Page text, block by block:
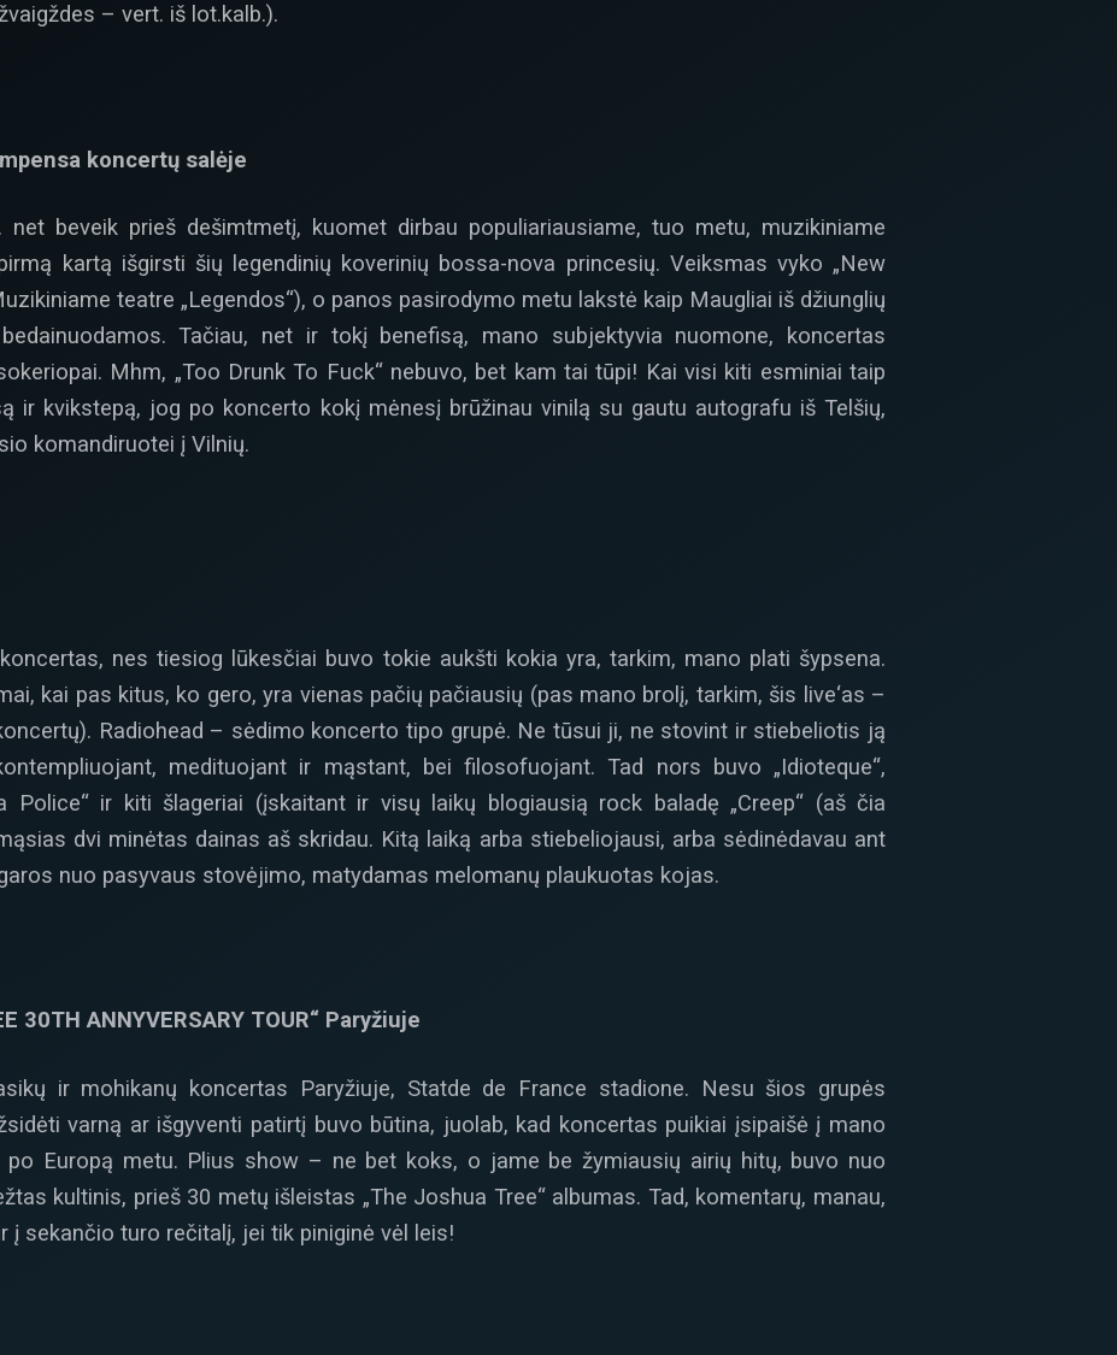
– vert. iš lot.kalb.).
koncertų salėje
net beveik prieš dešimtmetį, kuomet dirbau populiariausiame, tuo metu, muzikiniame
kartą išgirsti šių legendinių koverinių bossa-nova princesių. Veiksmas vyko „New
teatre „Legendos“), o panos pasirodymo metu lakstė kaip Maugliai iš džiunglių
Tačiau, net ir tokį benefisą, mano subjektyvia nuomone, koncertas
Mhm, „Too Drunk To Fuck“ nebuvo, bet kam tai tūpi! Kai visi kiti esminiai taip
ir kvikstepą, jog po koncerto kokį mėnesį brūžinau vinilą su gautu autografu iš Telšių,
komandiruotei į Vilnių.
nes tiesiog lūkesčiai buvo tokie aukšti kokia yra, tarkim, mano plati šypsena.
kai pas kitus, ko gero, yra vienas pačių pačiausių (pas mano brolį, tarkim, šis live‘as –
Radiohead – sėdimo koncerto tipo grupė. Ne tūsui ji, ne stovint ir stiebeliotis ją
medituojant ir mąstant, bei filosofuojant. Tad nors buvo „Idioteque“,
Police“ ir kiti šlageriai (įskaitant ir visų laikų blogiausią rock baladę „Creep“ (aš čia
dvi minėtas dainas aš skridau. Kitą laiką arba stiebeliojausi, arba sėdinėdavau ant
nuo pasyvaus stovėjimo, matydamas melomanų plaukuotas kojas.
30TH ANNYVERSARY TOUR“ Paryžiuje
ir mohikanų koncertas Paryžiuje, Statde de France stadione. Nesu šios grupės
varną ar išgyventi patirtį buvo būtina, juolab, kad koncertas puikiai įsipaišė į mano
Europą metu. Plius show – ne bet koks, o jame be žymiausių airių hitų, buvo nuo
kultinis, prieš 30 metų išleistas „The Joshua Tree“ albumas. Tad, komentarų, manau,
į sekančio turo rečitalį, jei tik piniginė vėl leis!